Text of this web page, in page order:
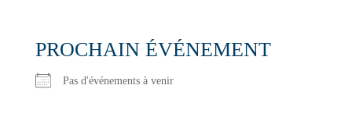
PROCHAIN ÉVÉNEMENT
Pas d'événements à venir